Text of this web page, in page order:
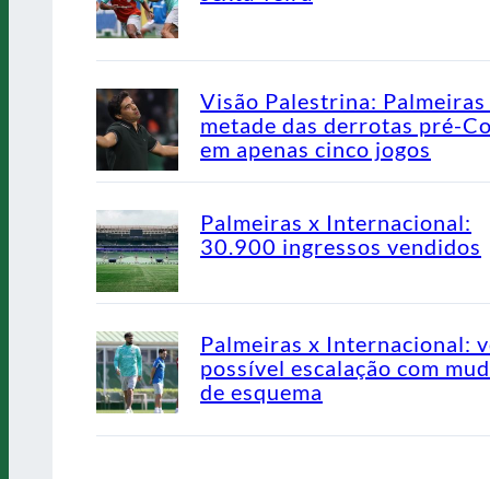
Visão Palestrina:
metade das derrotas pré-
em apenas cinco jogos
Palmeiras x Internacional:
30.900 ingressos vendidos
Palmeiras x Internacional:
possível escalação com
de esquema